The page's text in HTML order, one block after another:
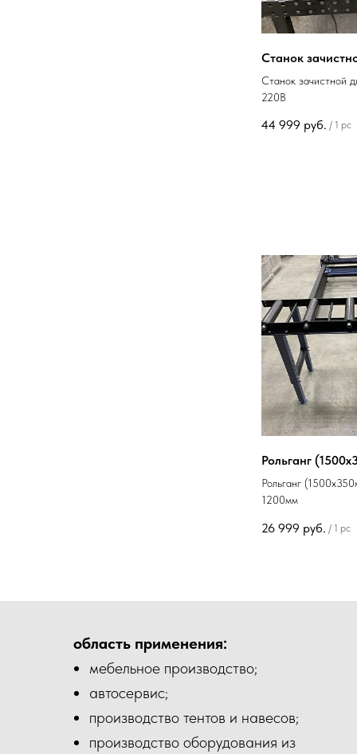
Станок
Станок зачистной
220В
44 999 руб. / 1 pc
Рольганг
Рольганг
1200мм
26 999 руб. / 1 pc
область применения:
мебельное производство;
автосервис;
производство тентов и навесов;
производство оборудования из